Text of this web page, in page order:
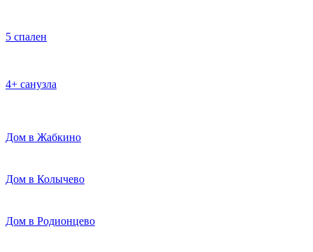
5 спален
4+ санузла
Дом в Жабкино
Дом в Колычево
Дом в Родионцево